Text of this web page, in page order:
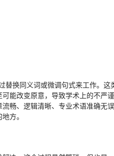
替换同义词或微调句式来工作。这
能改变原意，导致学术上的不严
畅、逻辑清晰、专业术语准确无
方。